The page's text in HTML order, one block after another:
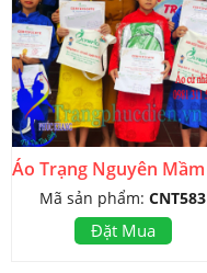
Mã sản phẩm: CNT583
Đặt Mua